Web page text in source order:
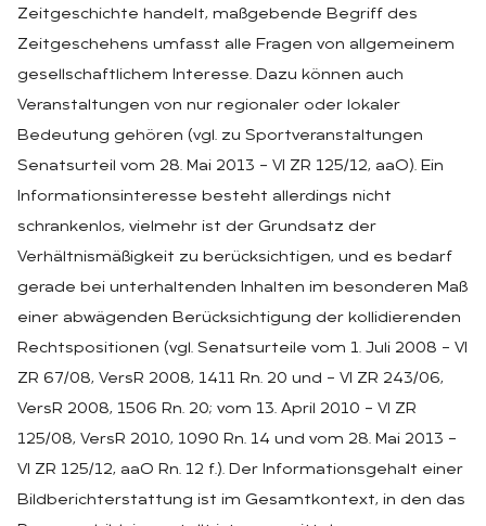
Zeitgeschichte handelt, maßgebende Begriff des
Zeitgeschehens umfasst alle Fragen von allgemeinem
gesellschaftlichem Interesse. Dazu können auch
Veranstaltungen von nur regionaler oder lokaler
Bedeutung gehören (vgl. zu Sportveranstaltungen
Senatsurteil vom 28. Mai 2013 – VI ZR 125/12, aaO). Ein
Informationsinteresse besteht allerdings nicht
schrankenlos, vielmehr ist der Grundsatz der
Verhältnismäßigkeit zu berücksichtigen, und es bedarf
gerade bei unterhaltenden Inhalten im besonderen Maß
einer abwägenden Berücksichtigung der kollidierenden
Rechtspositionen (vgl. Senatsurteile vom 1. Juli 2008 – VI
ZR 67/08, VersR 2008, 1411 Rn. 20 und – VI ZR 243/06,
VersR 2008, 1506 Rn. 20; vom 13. April 2010 – VI ZR
125/08, VersR 2010, 1090 Rn. 14 und vom 28. Mai 2013 –
VI ZR 125/12, aaO Rn. 12 f.). Der Informationsgehalt einer
Bildberichterstattung ist im Gesamtkontext, in den das